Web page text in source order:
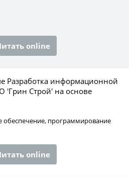
online
Разработка информационной
'Грин Строй' на основе
программирование
online